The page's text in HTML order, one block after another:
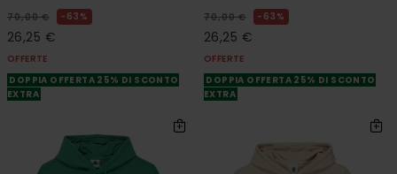
70,00 € 63%
26,25 €
OFFERTE
DOPPIA OFFERTA 25% DI SCONTO
EXTRA
70,00 € 63%
26,25 €
OFFERTE
DOPPIA OFFERTA 25% DI SCONTO
EXTRA